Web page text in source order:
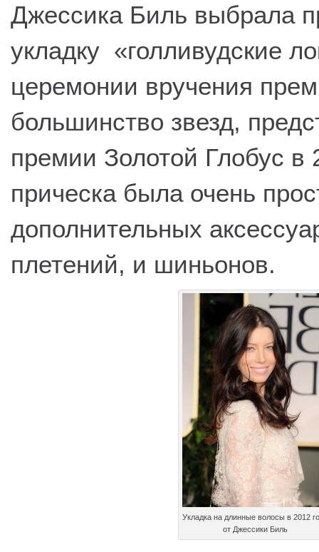
Джессика Биль выбрала
укладку «голливудские
церемонии вручения
большинство звезд,
премии Золотой Глобус в
прическа была очень
дополнительных
плетений, и шиньонов.
Укладка на длинные волосы в 2012
от Джессики Биль